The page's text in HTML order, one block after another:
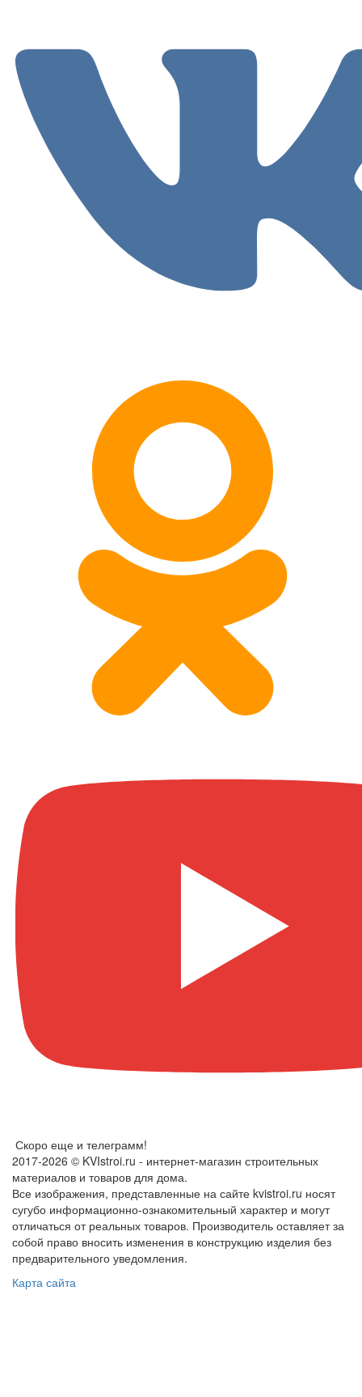
Скоро еще и телеграмм!
2017-2026 © KVIstroi.ru - интернет-магазин строительных
материалов и товаров для дома.
Все изображения, представленные на сайте kvistroi.ru носят
сугубо информационно-ознакомительный характер и могут
отличаться от реальных товаров. Производитель оставляет за
собой право вносить изменения в конструкцию изделия без
предварительного уведомления.
Карта сайта